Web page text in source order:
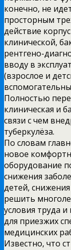
конечно, не
просторным
действие
клинической,
рентгено-
вводу в
(взрослое и
Полностью
клиническая и
связи с чем
туберкулёза.
По словам
новое
оборудование
снижения
детей,
решить
условия труда
для приезжих
медицинских
Известно, что